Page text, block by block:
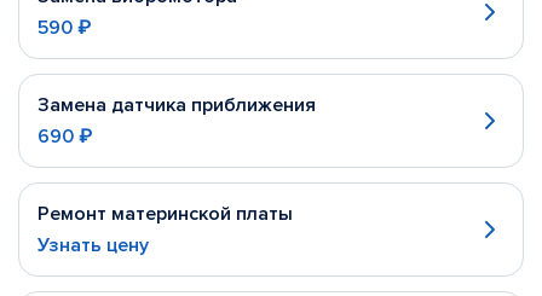
590 ₽
Замена датчика приближения
690 ₽
Ремонт материнской платы
Узнать цену